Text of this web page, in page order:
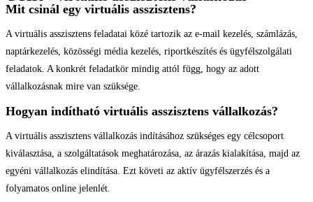
Mit csinál egy virtuális asszisztens?
A virtuális asszisztens feladatai közé tartozik az e-mail kezelés, számlázás,
naptárkezelés, közösségi média kezelés, riportkészítés és ügyfélszolgálati
feladatok. A konkrét feladatkör mindig attól függ, hogy az adott
vállalkozásnak mire van szüksége.
Hogyan indítható virtuális asszisztens vállalkozás?
A virtuális asszisztens vállalkozás indításához szükséges egy célcsoport
kiválasztása, a szolgáltatások meghatározása, az árazás kialakítása, majd az
egyéni vállalkozás elindítása. Ezt követi az aktív ügyfélszerzés és a
folyamatos online jelenlét.